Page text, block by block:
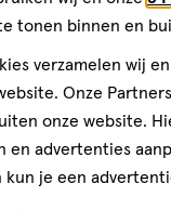
nieuweHydratint
voor 71% uit
optimaal
Skin-Restoring
de huid helpt
tonen binnen en
verzamelen wij
Onze
onze website.
en advertenties
kun je een